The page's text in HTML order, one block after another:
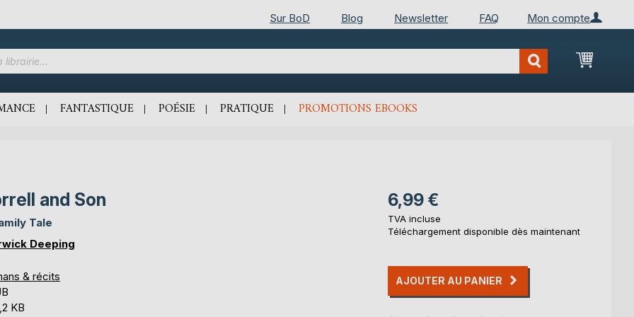
Mon compte
Sur BoD Blog Newsletter FAQ
Mon
FANTASTIQUE POÉSIE PRATIQUE PROMOTIONS EBOOKS
and Son
Tale
Deeping
& récits
KB
6,99 €
TVA incluse
Téléchargement disponible dès maintenant
AJOUTER AU PANIER